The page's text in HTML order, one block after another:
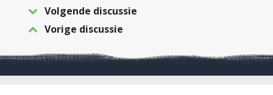
Volgende discussie
Vorige discussie